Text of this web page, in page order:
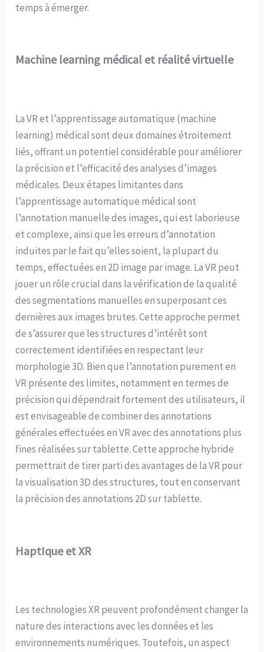
temps à émerger.
Machine learning médical et réalité virtuelle
La VR et l’apprentissage automatique (machine
learning) médical sont deux domaines étroitement
liés, offrant un potentiel considérable pour améliorer
la précision et l’efficacité des analyses d’images
médicales. Deux étapes limitantes dans
l’apprentissage automatique médical sont
l’annotation manuelle des images, qui est laborieuse
et complexe, ainsi que les erreurs d’annotation
induites par le fait qu’elles soient, la plupart du
temps, effectuées en 2D image par image. La VR peut
jouer un rôle crucial dans la vérification de la qualité
des segmentations manuelles en superposant ces
dernières aux images brutes. Cette approche permet
de s’assurer que les structures d’intérêt sont
correctement identifiées en respectant leur
morphologie 3D. Bien que l’annotation purement en
VR présente des limites, notamment en termes de
précision qui dépendrait fortement des utilisateurs, il
est envisageable de combiner des annotations
générales effectuées en VR avec des annotations plus
fines réalisées sur tablette. Cette approche hybride
permettrait de tirer parti des avantages de la VR pour
la visualisation 3D des structures, tout en conservant
la précision des annotations 2D sur tablette.
HaptIque etXR
Les technologies XR peuvent profondément changer la
nature des interactions avec les données et les
environnements numériques. Toutefois, un aspect